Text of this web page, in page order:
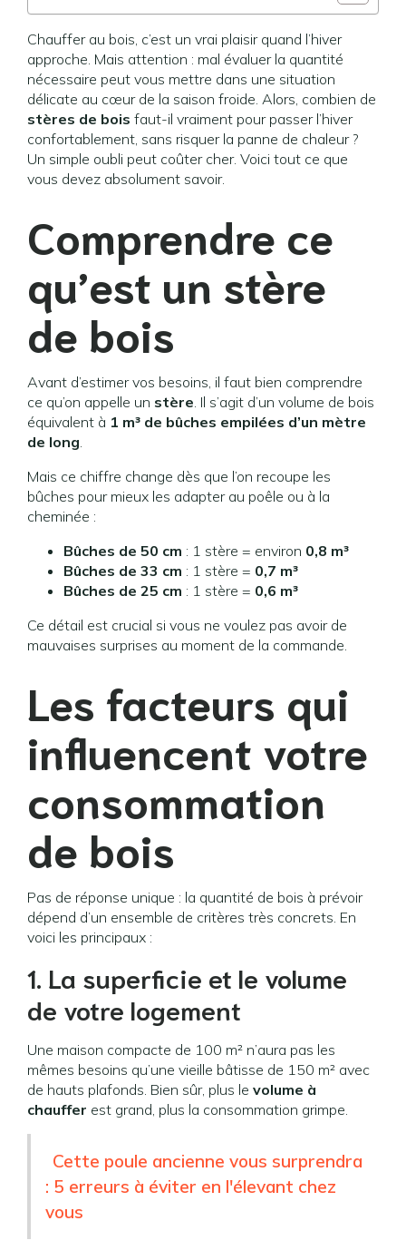
Chauffer au bois, c’est un vrai plaisir quand l’hiver
approche. Mais attention : mal évaluer la quantité
nécessaire peut vous mettre dans une situation
délicate au cœur de la saison froide. Alors, combien de
stères de bois faut-il vraiment pour passer l’hiver
confortablement, sans risquer la panne de chaleur ?
Un simple oubli peut coûter cher. Voici tout ce que
vous devez absolument savoir.
Comprendre ce
qu’est un stère
de bois
Avant d’estimer vos besoins, il faut bien comprendre
ce qu’on appelle un stère. Il s’agit d’un volume de bois
équivalent à 1 m³ de bûches empilées d’un mètre
de long.
Mais ce chiffre change dès que l’on recoupe les
bûches pour mieux les adapter au poêle ou à la
cheminée :
Bûches de 50 cm : 1 stère = environ 0,8 m³
Bûches de 33 cm : 1 stère = 0,7 m³
Bûches de 25 cm : 1 stère = 0,6 m³
Ce détail est crucial si vous ne voulez pas avoir de
mauvaises surprises au moment de la commande.
Les facteurs qui
influencent votre
consommation
de bois
Pas de réponse unique : la quantité de bois à prévoir
dépend d’un ensemble de critères très concrets. En
voici les principaux :
1. La superficie et le volume
de votre logement
Une maison compacte de 100 m² n’aura pas les
mêmes besoins qu’une vieille bâtisse de 150 m² avec
de hauts plafonds. Bien sûr, plus le volume à
chauffer est grand, plus la consommation grimpe.
Cette poule ancienne vous surprendra
: 5 erreurs à éviter en l'élevant chez
vous